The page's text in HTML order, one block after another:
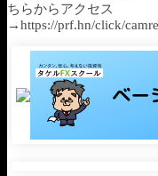
ちらからアクセス
→https://prf.hn/click/